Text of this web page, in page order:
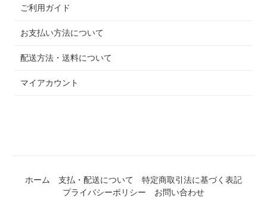
ご利用ガイド
お支払い方法について
配送方法・送料について
マイアカウント
ホーム 支払・配送について
特定商取引法に基づく表記
プライバシーポリシー
お問い合わせ